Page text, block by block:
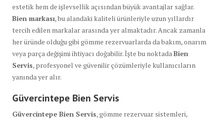
estetik hem de işlevsellik açısından büyük avantajlar sağlar.
Bien markası, bu alandaki kaliteli ürünleriyle uzun yıllardır
tercih edilen markalar arasında yer almaktadır. Ancak zamanla
her üründe olduğu gibi gömme rezervuarlarda da bakım, onarım
veya parça değişimi ihtiyacı doğabilir. İşte bu noktada Bien
Servis, profesyonel ve güvenilir çözümleriyle kullanıcıların
yanında yer alır.
Güvercintepe Bien Servis
Güvercintepe Bien Servis, gömme rezervuar sistemleri,